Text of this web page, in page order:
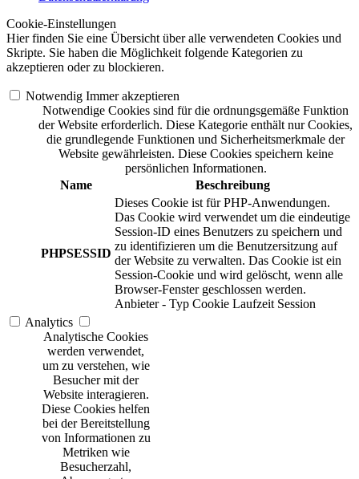
Cookie-Einstellungen
Hier finden Sie eine Übersicht über alle verwendeten Cookies und
Skripte. Sie haben die Möglichkeit folgende Kategorien zu
akzeptieren oder zu blockieren.
Notwendig Immer akzeptieren
Notwendige Cookies sind für die ordnungsgemäße Funktion
der Website erforderlich. Diese Kategorie enthält nur Cookies,
die grundlegende Funktionen und Sicherheitsmerkmale der
Website gewährleisten. Diese Cookies speichern keine
persönlichen Informationen.
Name
Beschreibung
PHPSESSID
Dieses Cookie ist für PHP-Anwendungen.
Das Cookie wird verwendet um die eindeutige
Session-ID eines Benutzers zu speichern und
zu identifizieren um die Benutzersitzung auf
der Website zu verwalten. Das Cookie ist ein
Session-Cookie und wird gelöscht, wenn alle
Browser-Fenster geschlossen werden.
Anbieter - Typ Cookie Laufzeit Session
Analytics
Analytische Cookies
werden verwendet,
um zu verstehen, wie
Besucher mit der
Website interagieren.
Diese Cookies helfen
bei der Bereitstellung
von Informationen zu
Metriken wie
Besucherzahl,